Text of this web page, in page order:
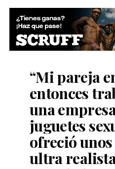
“Mi pareja
entonces
una
juguetes
ofreció
ultra